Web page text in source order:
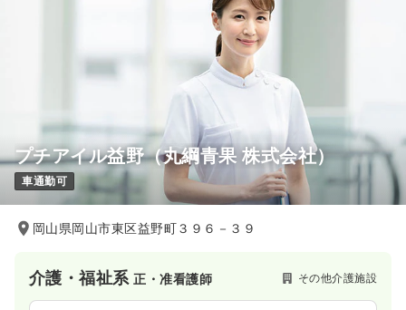
プチアイル益野（丸綱青果 株式会社）
車通勤可
岡山県岡山市東区益野町３９６－３９
介護・福祉系正・准看護師 その他介護施設